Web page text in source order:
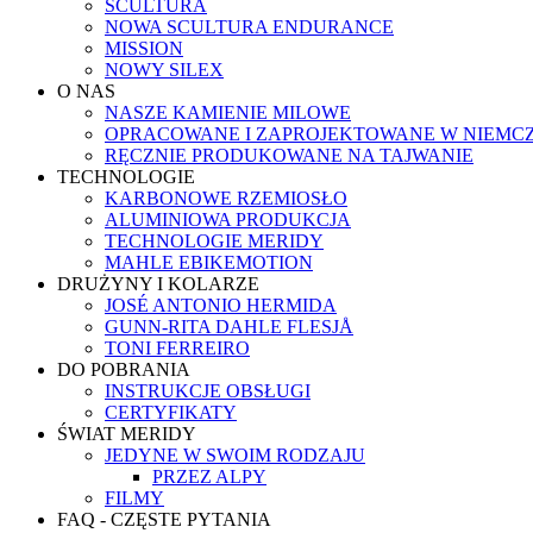
SCULTURA
NOWA SCULTURA ENDURANCE
MISSION
NOWY SILEX
O NAS
NASZE KAMIENIE MILOWE
OPRACOWANE I ZAPROJEKTOWANE W
RĘCZNIE PRODUKOWANE NA TAJWANIE
TECHNOLOGIE
KARBONOWE RZEMIOSŁO
ALUMINIOWA PRODUKCJA
TECHNOLOGIE MERIDY
MAHLE EBIKEMOTION
DRUŻYNY I KOLARZE
JOSÉ ANTONIO HERMIDA
GUNN-RITA DAHLE FLESJÅ
TONI FERREIRO
DO POBRANIA
INSTRUKCJE OBSŁUGI
CERTYFIKATY
ŚWIAT MERIDY
JEDYNE W SWOIM RODZAJU
PRZEZ ALPY
FILMY
FAQ - CZĘSTE PYTANIA